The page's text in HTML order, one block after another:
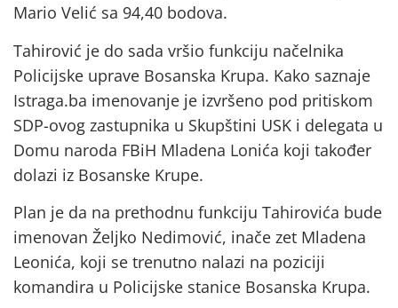
Mario Velić sa 94,40 bodova.
Tahirović je do sada vršio funkciju načelnika
Policijske uprave Bosanska Krupa. Kako saznaje
Istraga.ba imenovanje je izvršeno pod pritiskom
SDP-ovog zastupnika u Skupštini USK i delegata u
Domu naroda FBiH Mladena Lonića koji također
dolazi iz Bosanske Krupe.
Plan je da na prethodnu funkciju Tahirovića bude
imenovan Željko Nedimović, inače zet Mladena
Leonića, koji se trenutno nalazi na poziciji
komandira u Policijske stanice Bosanska Krupa.